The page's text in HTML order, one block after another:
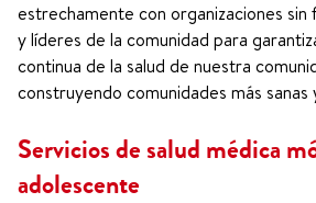
estrechamente con organizaciones sin
y líderes de la comunidad para
continua de la salud de nuestra
construyendo comunidades más sanas
Servicios de salud médica
adolescente